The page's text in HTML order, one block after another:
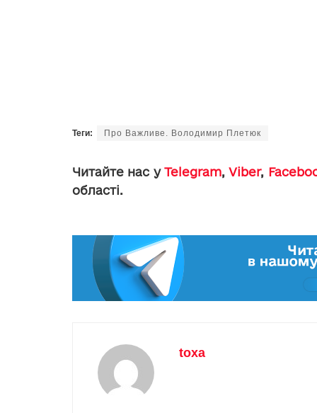
Теги: Про Важливе. Володимир Плетюк
Читайте нас уTelegram,Viber,
області.
toxa